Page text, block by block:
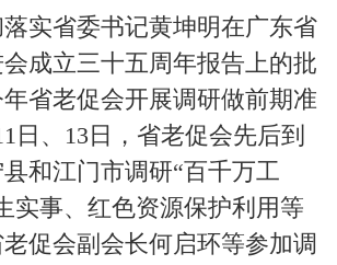
省委书记黄坤明在广东省
成立三十五周年报告上的批
省老促会开展调研做前期准
日、13日，省老促会先后到
和江门市调研“百千万工
实事、红色资源保护利用等
促会副会长何启环等参加调